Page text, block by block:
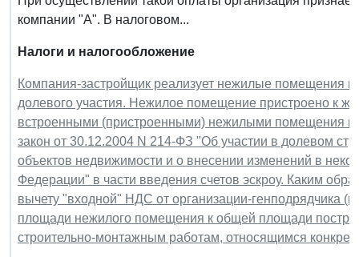
компании "А". В налоговом...
Налоги и налогообложение
Компания-застройщик реализует нежилые помещения в
долевого участия. Нежилое помещение пристроено к
встроенными (пристроенными) нежилыми помещения
закон от 30.12.2004 N 214-ФЗ "Об участии в долевом
объектов недвижимости и о внесении изменений в
Федерации" в части введения счетов эскроу. Каким
вычету "входной" НДС от организации-генподрядчика
площади нежилого помещения к общей площади
строительно-монтажным работам, относящимся